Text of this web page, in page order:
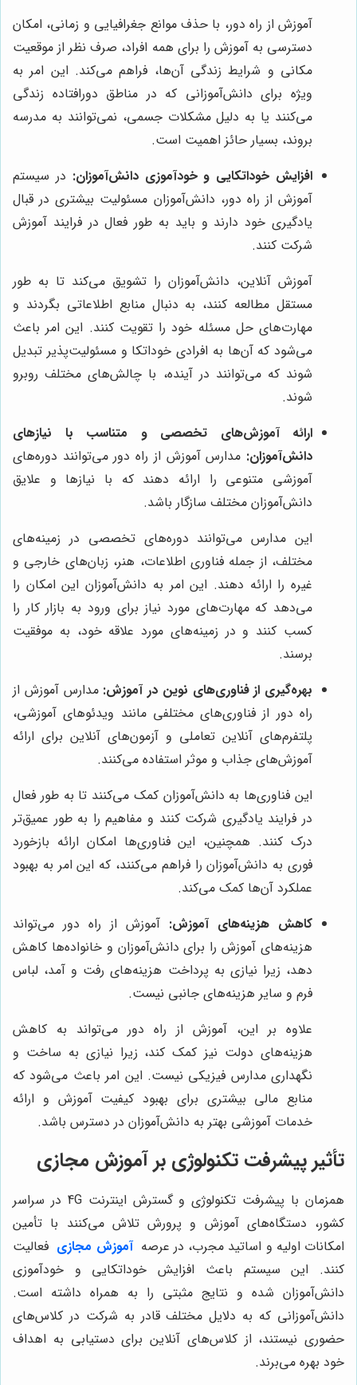
آموزش از راه دور، با حذف موانع جغرافیایی و زمانی، امکان
دسترسی به آموزش را برای همه افراد، صرف نظر از موقعیت
مکانی و شرایط زندگی آن‌ها، فراهم می‌کند. این امر به
ویژه برای دانش‌آموزانی که در مناطق دورافتاده زندگی
می‌کنند یا به دلیل مشکلات جسمی، نمی‌توانند به مدرسه
بروند، بسیار حائز اهمیت است.
افزایش خوداتکایی و خودآموزی دانش‌آموزان: در سیستم
آموزش از راه دور، دانش‌آموزان مسئولیت بیشتری در قبال
یادگیری خود دارند و باید به طور فعال در فرایند آموزش
شرکت کنند.
آموزش آنلاین، دانش‌آموزان را تشویق می‌کند تا به طور
مستقل مطالعه کنند، به دنبال منابع اطلاعاتی بگردند و
مهارت‌های حل مسئله خود را تقویت کنند. این امر باعث
می‌شود که آن‌ها به افرادی خوداتکا و مسئولیت‌پذیر تبدیل
شوند که می‌توانند در آینده، با چالش‌های مختلف روبرو
شوند.
ارائه آموزش‌های تخصصی و متناسب با نیازهای
دانش‌آموزان: مدارس آموزش از راه دور می‌توانند دوره‌های
آموزشی متنوعی را ارائه دهند که با نیازها و علایق
دانش‌آموزان مختلف سازگار باشد.
این مدارس می‌توانند دوره‌های تخصصی در زمینه‌های
مختلف، از جمله فناوری اطلاعات، هنر، زبان‌های خارجی و
غیره را ارائه دهند. این امر به دانش‌آموزان این امکان را
می‌دهد که مهارت‌های مورد نیاز برای ورود به بازار کار را
کسب کنند و در زمینه‌های مورد علاقه خود، به موفقیت
برسند.
بهره‌گیری از فناوری‌های نوین در آموزش: مدارس آموزش از
راه دور از فناوری‌های مختلفی مانند ویدئوهای آموزشی،
پلتفرم‌های آنلاین تعاملی و آزمون‌های آنلاین برای ارائه
آموزش‌های جذاب و موثر استفاده می‌کنند.
این فناوری‌ها به دانش‌آموزان کمک می‌کنند تا به طور فعال
در فرایند یادگیری شرکت کنند و مفاهیم را به طور عمیق‌تر
درک کنند. همچنین، این فناوری‌ها امکان ارائه بازخورد
فوری به دانش‌آموزان را فراهم می‌کنند، که این امر به بهبود
عملکرد آن‌ها کمک می‌کند.
کاهش هزینه‌های آموزش: آموزش از راه دور می‌تواند
هزینه‌های آموزش را برای دانش‌آموزان و خانواده‌ها کاهش
دهد، زیرا نیازی به پرداخت هزینه‌های رفت و آمد، لباس
فرم و سایر هزینه‌های جانبی نیست.
علاوه بر این، آموزش از راه دور می‌تواند به کاهش
هزینه‌های دولت نیز کمک کند، زیرا نیازی به ساخت و
نگهداری مدارس فیزیکی نیست. این امر باعث می‌شود که
منابع مالی بیشتری برای بهبود کیفیت آموزش و ارائه
خدمات آموزشی بهتر به دانش‌آموزان در دسترس باشد.
تأثیر پیشرفت تکنولوژی بر آموزش مجازی
همزمان با پیشرفت تکنولوژی و گسترش اینترنت4G در سراسر
کشور، دستگاه‌های آموزش و پرورش تلاش می‌کنند با تأمین
امکانات اولیه و اساتید مجرب، در عرصه آموزش مجازی فعالیت
کنند. این سیستم باعث افزایش خوداتکایی و خودآموزی
دانش‌آموزان شده و نتایج مثبتی را به همراه داشته است.
دانش‌آموزانی که به دلایل مختلف قادر به شرکت در کلاس‌های
حضوری نیستند، از کلاس‌های آنلاین برای دستیابی به اهداف
خود بهره می‌برند.